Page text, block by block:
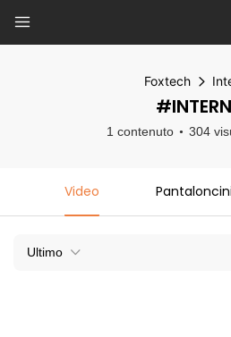
Foxtech
1 contenuto 304
Video Pantaloncini
Ultimo